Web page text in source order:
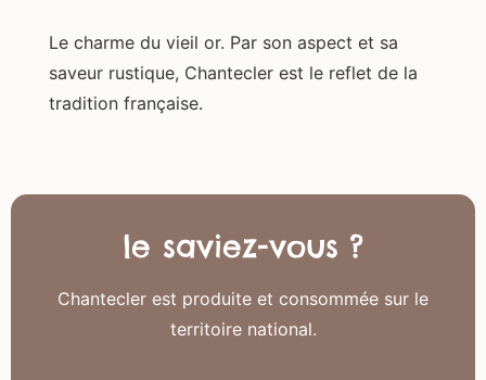
Le charme du vieil or. Par son aspect et sa
saveur rustique, Chantecler est le reflet de la
tradition française.
le saviez-vous ?
Chantecler est produite et consommée sur le
territoire national.